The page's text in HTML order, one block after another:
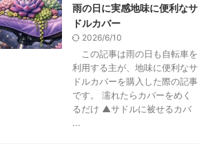
雨の日に実感地味に便利なサ
ドルカバー
2026/6/10
この記事は雨の日も自転車を
利用する主が、地味に便利なサ
ドルカバーを購入した際の記事
です。 濡れたらカバーをめく
るだけ ▲サドルに被せるカバ
...